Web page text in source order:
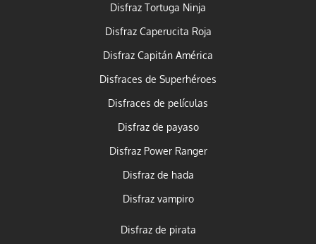
Disfraz Tortuga Ninja
Disfraz Caperucita Roja
Disfraz Capitán América
Disfraces de Superhéroes
Disfraces de películas
Disfraz de payaso
Disfraz Power Ranger
Disfraz de hada
Disfraz vampiro
Disfraz de pirata